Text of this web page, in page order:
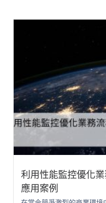
利用性能監控優化
應用案例